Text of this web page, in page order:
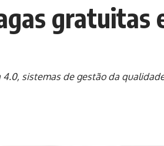
gratuitas
sistemas de gestão da